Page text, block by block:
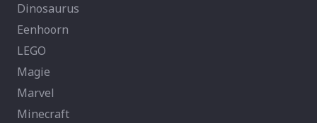
Dinosaurus
Eenhoorn
LEGO
Magie
Marvel
Minecraft